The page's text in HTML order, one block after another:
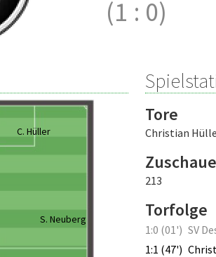
(1 : 0)
C. Hüller
S. Neuberg
Tore
Christian
213
Torfolge
1:0 (01') SV
1:1 (47')